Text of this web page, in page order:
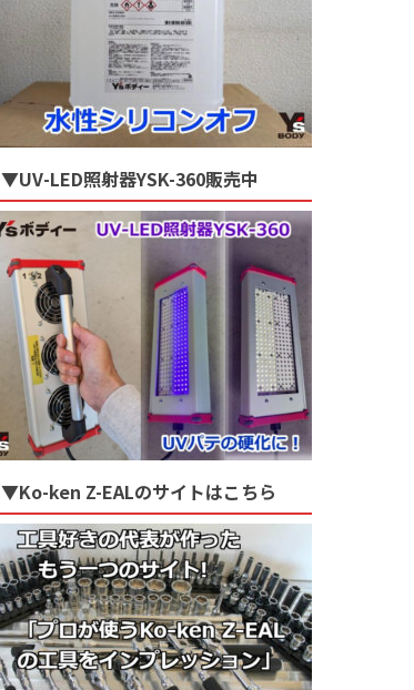
▼UV-LED照射器YSK-360販売中
▼Ko-ken Z-EALのサイトはこちら